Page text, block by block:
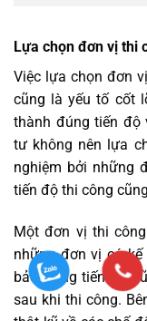
Lựa chọn đơn vị thi
Việc lựa chọn đơn
cũng là yếu tố cốt
thành đúng tiến độ
tư không nên lựa
nghiệm bởi những
tiến độ thi công
Một đơn vị thi
những đơn vị có
bảo đúng tiến độ
sau khi thi công.